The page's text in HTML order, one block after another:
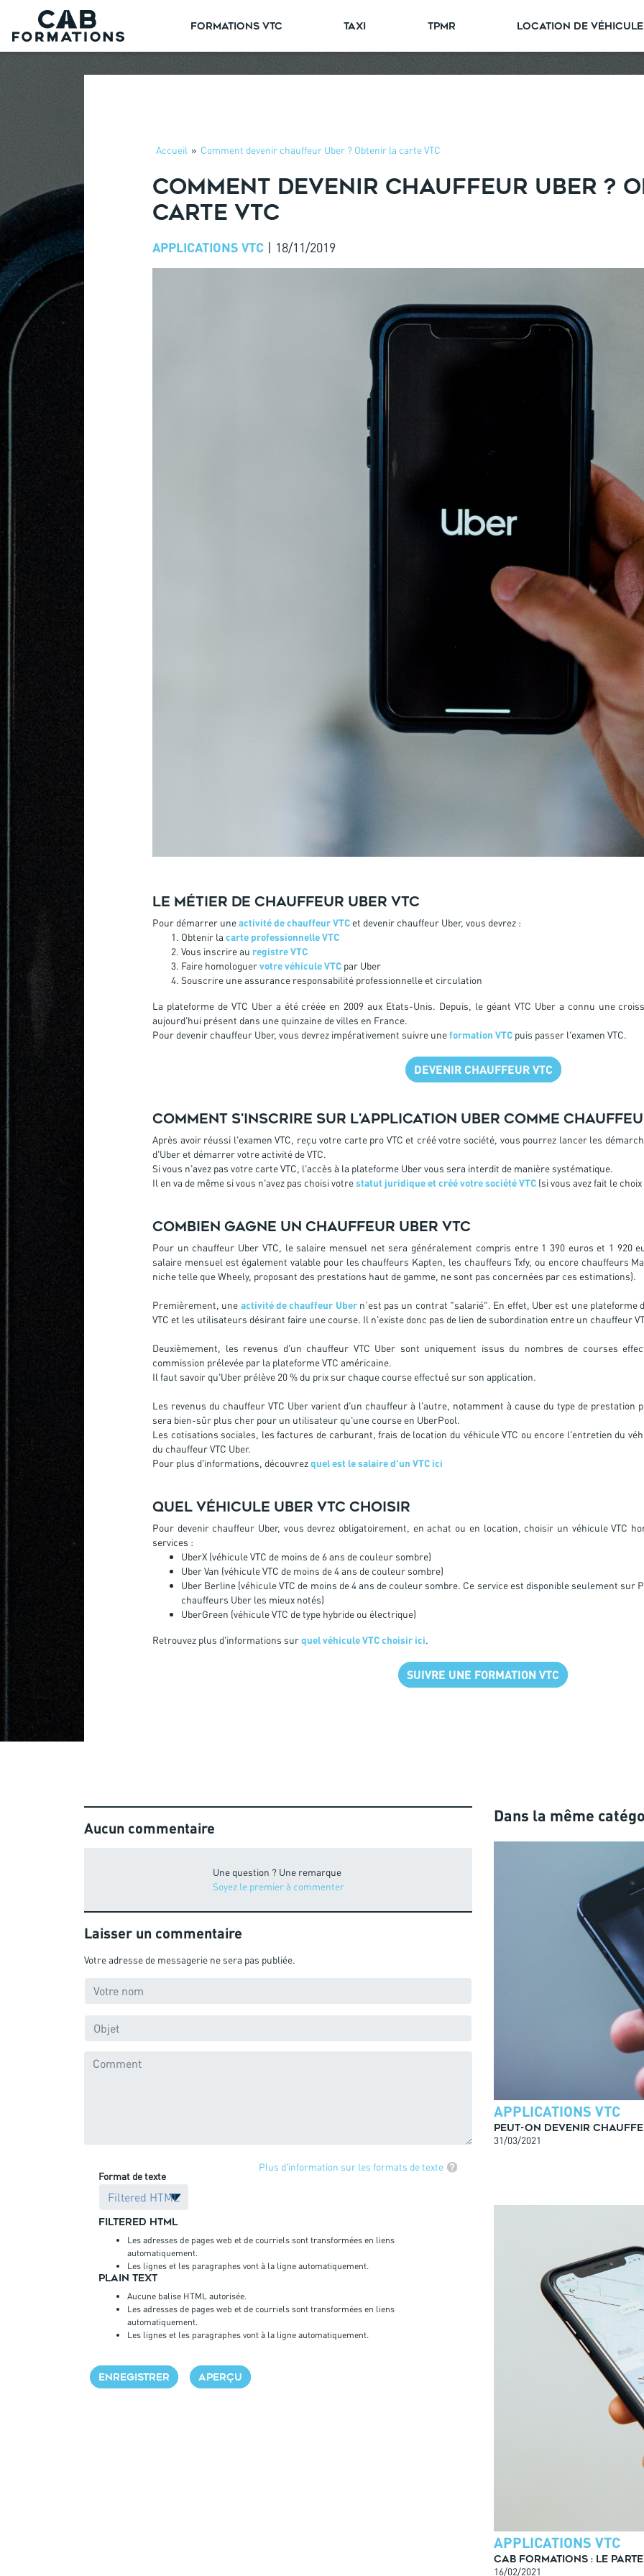
FORMATIONS VTC TAXI TPMR LOCATION DE VÉHICULE
Accueil » Comment devenir chauffeur Uber ? Obtenir la carte VTC
COMMENT DEVENIR CHAUFFEUR UBER ?
CARTE VTC
APPLICATIONS VTC | 18/11/2019
Le métier de chauffeur Uber VTC
Pour démarrer uneactivité de chauffeur VTCet devenir chauffeur Uber, vous devrez :
Obtenir la carte professionnelle VTC
Vous inscrire au registre VTC
Faire homologuervotre véhicule VTC par Uber
Souscrire une assurance responsabilité professionnelle et circulation
La plateforme de VTC Uber a été créée en 2009 aux Etats-Unis. Depuis, le géant VTC Uber a connu une
aujourd'hui présent dans une quinzaine de villes en France.
Pour devenir chauffeur Uber, vous devrez impérativement suivre uneformation VTC puis passer l'examen VTC.
DEVENIR CHAUFFEUR VTC
Comment s'inscrire sur l'application Uber comme
Après avoir réussi l'examen VTC, reçu votre carte pro VTC et créé votre société, vous pourrez lancer les
d'Uber et démarrer votre activité de VTC.
Si vous n'avez pas votre carte VTC, l'accès à la plateforme Uber vous sera interdit de manière systématique.
Il en va de même si vous n'avez pas choisi votrestatut juridique et créé votre société VTC (si vous avez fait le
Combien gagne un chauffeur Uber VTC
Pour un chauffeur Uber VTC, le salaire mensuel net sera généralement compris entre 1 390 euros et 1 920
salaire mensuel est également valable pour les chauffeurs Kapten, les chauffeurs Txfy, ou encore chauffeurs
niche telle que Wheely, proposant des prestations haut de gamme, ne sont pas concernées par ces estimations).
Premièrement, une activité de chauffeur Ubern’est pas un contrat "salarié". En effet, Uber est une plateforme
VTC et les utilisateurs désirant faire une course. Il n'existe donc pas de lien de subordination entre un chauffeur
Deuxièmement, les revenus d'un chauffeur VTC Uber sont uniquement issus du nombres de courses
commission prélevée par la plateforme VTC américaine.
Il faut savoir qu'Uber prélève 20 % du prix sur chaque course effectué sur son application.
Les revenus du chauffeur VTC Uber varient d'un chauffeur à l'autre, notamment à cause du type de prestation
sera bien-sûr plus cher pour un utilisateur qu'une course en UberPool.
Les cotisations sociales, les factures de carburant, frais de location du véhicule VTC ou encore l'entretien du
du chauffeur VTC Uber.
Pour plus d'informations, découvrezquel est le salaire d'un VTC ici
Quel véhicule Uber VTC choisir
Pour devenir chauffeur Uber, vous devrez obligatoirement, en achat ou en location, choisir un véhicule VTC
services :
UberX (véhicule VTC de moins de 6 ans de couleur sombre)
Uber Van (véhicule VTC de moins de 4 ans de couleur sombre)
Uber Berline (véhicule VTC de moins de 4 ans de couleur sombre. Ce service est disponible seulement sur
chauffeurs Uber les mieux notés)
UberGreen (véhicule VTC de type hybride ou électrique)
Retrouvez plus d'informations surquel véhicule VTC choisir ici.
SUIVRE UNE FORMATION VTC
Aucun commentaire
Une question ? Une remarque
Soyez le premier à commenter
Laisser un commentaire
Votre adresse de messagerie ne sera pas publiée.
Plus d'information sur les formats de texte
Format de texte
Filtered HTML
Les adresses de pages web et de courriels sont transformées en liens
automatiquement.
Les lignes et les paragraphes vont à la ligne automatiquement.
Plain text
Aucune balise HTML autorisée.
Les adresses de pages web et de courriels sont transformées en liens
automatiquement.
Les lignes et les paragraphes vont à la ligne automatiquement.
Dans la même
APPLICATIONS VTC
Peut-on devenir
31/03/2021
APPLICATIONS VTC
CAB Formations : le
16/02/2021